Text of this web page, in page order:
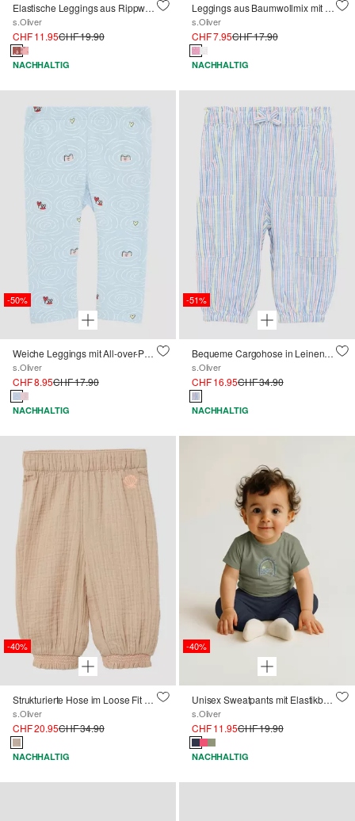
Elastische Leggings aus Rippware mit Flared Leg
s.Oliver
CHF 11.95CHF 19.90
NACHHALTIG
Leggings aus Baumwollmix mit All-over-Print
s.Oliver
CHF 7.95CHF 17.90
NACHHALTIG
-50%
Weiche Leggings mit All-over-Print
s.Oliver
CHF 8.95CHF 17.90
NACHHALTIG
-51%
Bequeme Cargohose in Leinenoptik
s.Oliver
CHF 16.95CHF 34.90
NACHHALTIG
-40%
Strukturierte Hose im Loose Fit mit Smok-Details
s.Oliver
CHF 20.95CHF 34.90
NACHHALTIG
-40%
Unisex Sweatpants mit Elastikbund
s.Oliver
CHF 11.95CHF 19.90
NACHHALTIG